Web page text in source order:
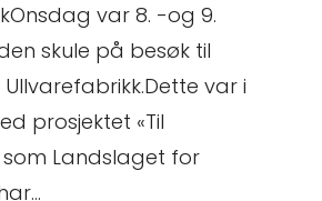
var 8. -og 9.
skule på besøk til
Ullvarefabrikk.Dette var i
prosjektet «Til
Landslaget for